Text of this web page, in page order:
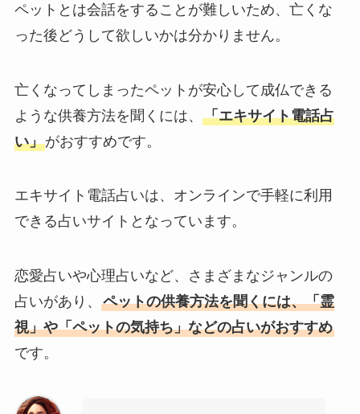
ペットとは会話をすることが難しいため、亡くな
った後どうして欲しいかは分かりません。
亡くなってしまったペットが安心して成仏できる
ような供養方法を聞くには、 「エキサイト電話占
い」がおすすめです。
エキサイト電話占いは、オンラインで手軽に利用
できる占いサイトとなっています。
恋愛占いや心理占いなど、さまざまなジャンルの
占いがあり、 ペットの供養方法を聞くには、「霊
視」や「ペットの気持ち」などの占いがおすすめ
です。